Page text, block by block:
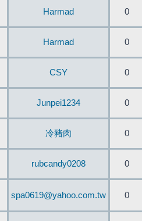
Harmad 0
Harmad 0
CSY 0
Junpei1234 0
冷豬肉 0
rubcandy0208 0
spa0619@yahoo.com.tw 0